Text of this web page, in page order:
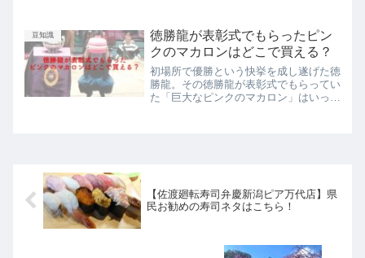
ので、カギがかばんの底の方に落ちてし
まい、玄関で見つからない...
豆知識
徳勝龍が表彰式でもらったピン
クのマカロンはどこで買える？
初場所で優勝という快挙を成し遂げた徳
勝龍。その徳勝龍が表彰式でもらってい
た「巨大なピンクのマカロン」はいった
【佐渡廻転寿司弁慶新潟ピア万代店】県
民お勧めの寿司ネタはこちら！